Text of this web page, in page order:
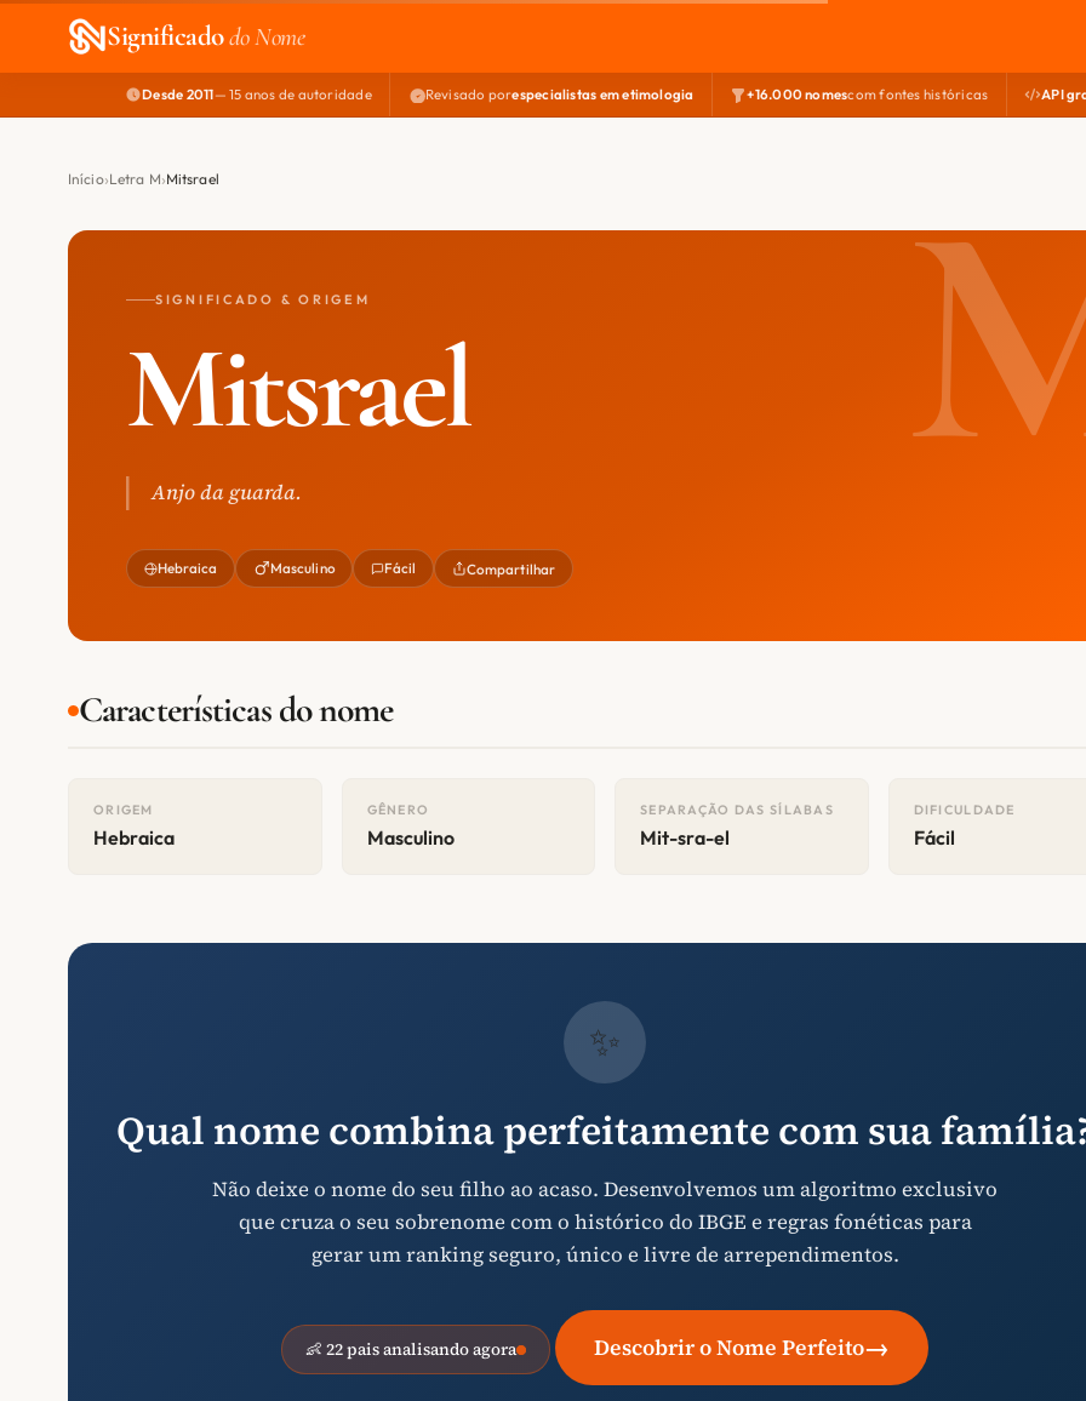
Significadodo Nome
Desde 2011— 15 anos de autoridade Revisado porespecialistas em etimologia +16.000 nomescom fontes históricas API
Início Letra M Mitsrael
SIGNIFICADO & ORIGEM
Mitsrael
Anjo da guarda.
Hebraica Masculino Fácil Compartilhar
Características do nome
ORIGEM
Hebraica
GÊNERO
Masculino
SEPARAÇÃO DAS SÍLABAS
Mit-sra-el
DIFICULDADE
Fácil
✨
Qual nome combina perfeitamente com sua
Não deixe o nome do seu filho ao acaso. Desenvolvemos um algoritmo exclusivo
que cruza o seu sobrenome com o histórico do IBGE e regras fonéticas para
gerar um ranking seguro, único e livre de arrependimentos.
👶 22 pais analisando agora Descobrir o Nome Perfeito→